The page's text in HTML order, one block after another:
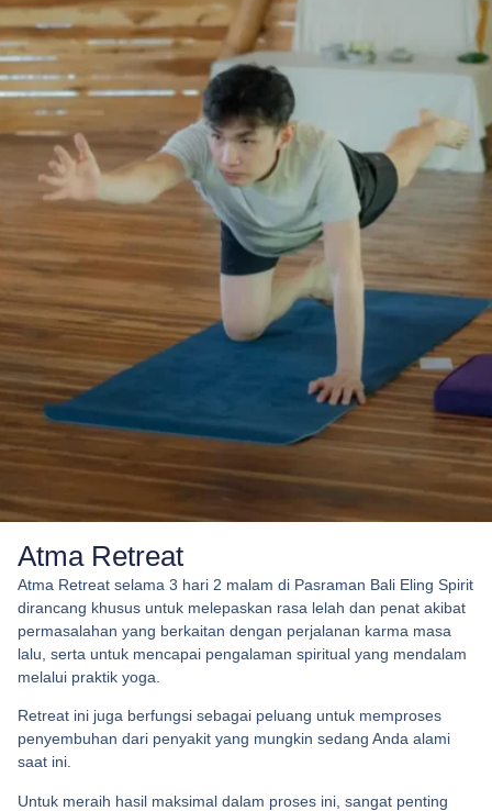
Atma Retreat
Atma Retreat selama 3 hari 2 malam di Pasraman Bali Eling Spirit
dirancang khusus untuk melepaskan rasa lelah dan penat akibat
permasalahan yang berkaitan dengan perjalanan karma masa
lalu, serta untuk mencapai pengalaman spiritual yang mendalam
melalui praktik yoga.
Retreat ini juga berfungsi sebagai peluang untuk memproses
penyembuhan dari penyakit yang mungkin sedang Anda alami
saat ini.
Untuk meraih hasil maksimal dalam proses ini, sangat penting